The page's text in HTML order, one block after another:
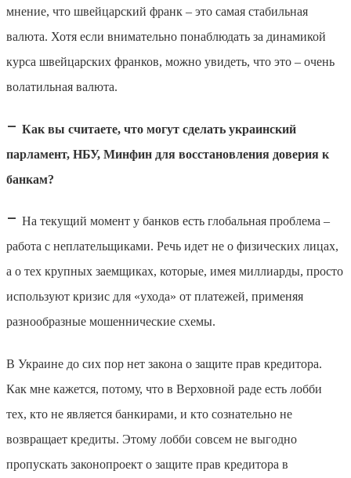
мнение, что швейцарский франк – это самая стабильная
валюта. Хотя если внимательно понаблюдать за динамикой
курса швейцарских франков, можно увидеть, что это – очень
волатильная валюта.
– Как вы считаете, что могут сделать украинский
парламент, НБУ, Минфин для восстановления доверия к
банкам?
– На текущий момент у банков есть глобальная проблема –
работа с неплательщиками. Речь идет не о физических лицах,
а о тех крупных заемщиках, которые, имея миллиарды, просто
используют кризис для «ухода» от платежей, применяя
разнообразные мошеннические схемы.
В Украине до сих пор нет закона о защите прав кредитора.
Как мне кажется, потому, что в Верховной раде есть лобби
тех, кто не является банкирами, и кто сознательно не
возвращает кредиты. Этому лобби совсем не выгодно
пропускать законопроект о защите прав кредитора в